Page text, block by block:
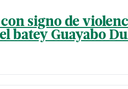
signo de
batey Guayabo